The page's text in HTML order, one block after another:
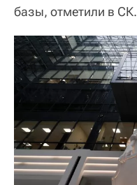
базы, отметили в СК.